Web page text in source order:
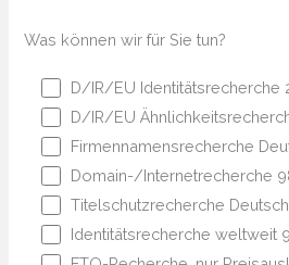
Was können wir für Sie tun?
D/IR/EU Identitätsrecherche
D/IR/EU
Firmennamensrecherche
Domain-/Internetrecherche
Titelschutzrecherche
Identitätsrecherche weltweit